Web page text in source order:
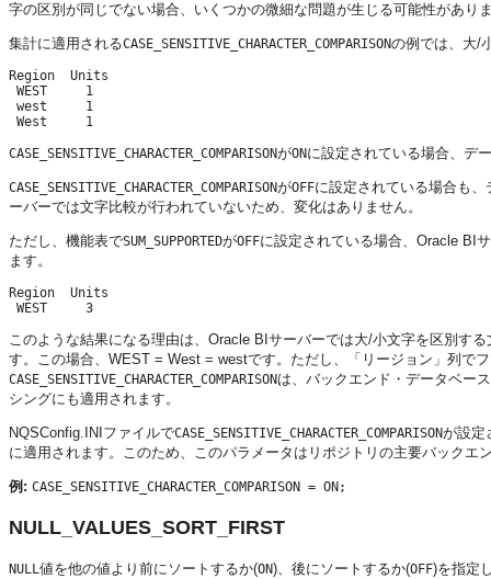
字の区別が同じでない場合、いくつかの微細な問題が生じる可能性があり
集計に適用されるCASE_SENSITIVE_CHARACTER_COMPARISONの例では、大/
Region  Units
WEST     1
west     1
CASE_SENSITIVE_CHARACTER_COMPARISONがONに設定されている場合、デ
CASE_SENSITIVE_CHARACTER_COMPARISONがOFFに設定されている場合も
ーバーでは文字比較が行われていないため、変化はありません。
ただし、機能表でSUM_SUPPORTEDがOFFに設定されている場合、 Oracle BI
ます。
Region  Units
このような結果になる理由は、 Oracle BIサーバーでは大/小文字を区別す
す。この場合、WEST = West = westです。ただし、「リージョン」列で
CASE_SENSITIVE_CHARACTER_COMPARISONは、バックエンド・データベー
シングにも適用されます。
NQSConfig.INIファイルでCASE_SENSITIVE_CHARACTER_COMPARISONが設定
に適用されます。このため、このパラメータはリポジトリの主要バック
例: CASE_SENSITIVE_CHARACTER_COMPARISON = ON;
NULL_VALUES_SORT_FIRST
NULL値を他の値より前にソートするか(ON)、後にソートするか(OFF)を指定